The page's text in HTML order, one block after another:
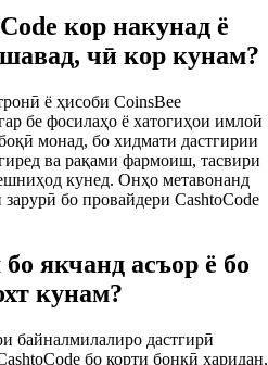
кор накунад ё
чӣ кор кунам?
ё ҳисоби CoinsBee
бе фосилаҳо ё хатогиҳои имлоӣ
монад, бо хидмати дастгирии
ва рақами фармоиш, тасвири
кунед. Онҳо метавонанд
бо провайдери CashtoCode
якчанд асъор ё бо
кунам?
байналмилалиро дастгирӣ
бо корти бонкӣ харидан,